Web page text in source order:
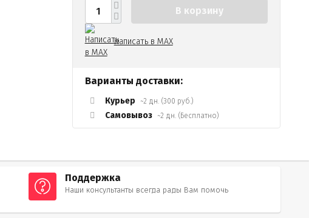
В корзину
Написать в MAX
Варианты доставки:
Курьер ~2 дн. (300 руб.)
Самовывоз ~2 дн. (Бесплатно)
Поддержка
Наши консультанты всегда рады Вам помочь